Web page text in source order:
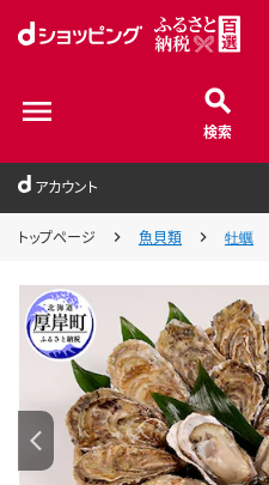
検索
アカウント
トップページ 魚貝類 牡蠣